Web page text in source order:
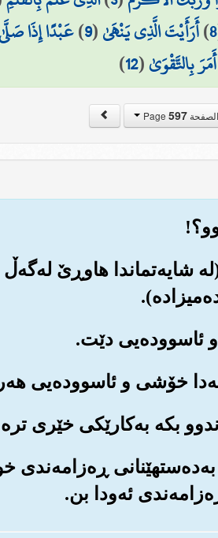
8
)أَرَأَيْتَ الَّذِي يَنْهَىٰ(
9
)عَبْدًا إِذَا
أَمَرَ بِالتَّقْوَىٰ(
12
)
الصفحة Page597
(له شایه‌تماندا هاوڕێ
ڕه‌زامه‌ندی
ئه‌ودا بن.